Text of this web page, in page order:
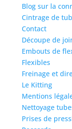
Blog sur la
Cintrage de
Contact
Découpe de
Embouts de
Flexibles
Freinage et
Le Kitting
Mentions
Nettoyage
Prises de